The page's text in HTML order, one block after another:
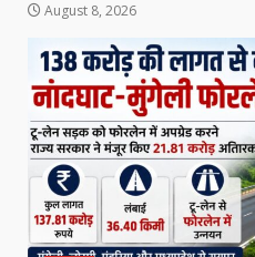
August 8, 2026